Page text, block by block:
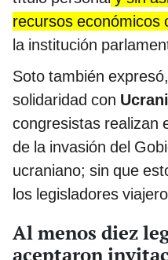
recursos económicos
la institución
Soto también
solidaridad con
congresistas realizan
de la invasión del
ucraniano; sin que
los legisladores
Al menos diez
aceptaron